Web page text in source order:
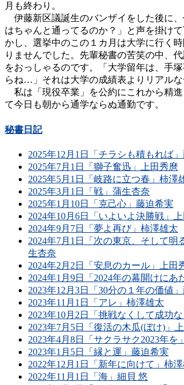
月も終わり。
伊藤新区議誕生のバンザイをした後に、
はちゃんと通ってるのか？」と声を掛け
かし、選挙中のこの１カ月は大学に行く
りませんでした。先輩秘書の苦笑の中、
をおっしゃるのです。「大学留年は、手
らね…」それは大学の成績表よりリアルな
私は「現役卒業」を公約にこれから精進
て今日も朝から通学ならぬ通勤です。
秘書日記
2025年12月1日「チラシも積もれば
2025年7月1日「獅子奮迅」上田秀麿
2025年5月1日「岐路に立つ春」柿澤
2025年3月1日「戦」蒲生杏奈
2025年1月10日「克己心」藤迫希実
2024年10月6日「いよいよ決勝戦」
2024年9月7日「夢よ再び」柿澤雄太
2024年7月1日「次の東京、そして明
生杏奈
2024年2月2日「安息のカール」上田
2024年1月9日「2024年の幕開けにあ
2023年12月3日「30分の１年の価値
2023年11月1日「アレ」柿澤雄太
2023年10月2日「挑戦なくして成功
2023年7月5日「復活の木瓜(ぼけ)」
2023年4月8日「サクラサク2023年を
2023年1月5日「縁と運」藤迫希実
2022年12月1日「新年に向けて」柿
2022年11月1日「海」細貝 悠